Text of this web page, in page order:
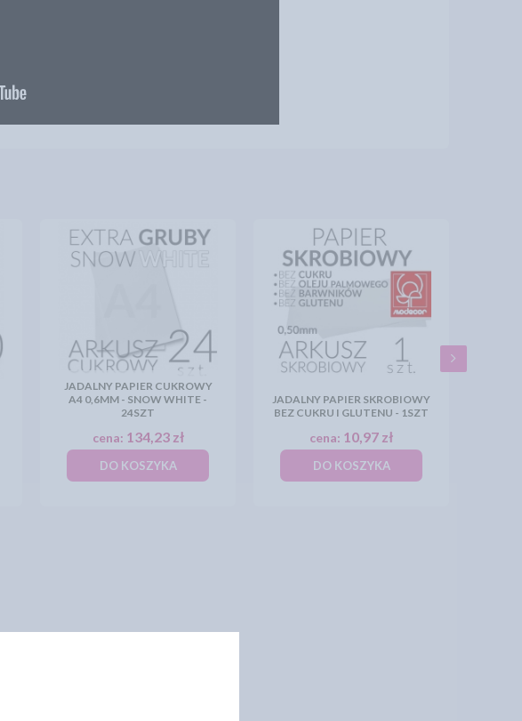
JADALNY PAPIER CUKROWY
A4 0,6MM - SNOW WHITE -
24SZT
cena: 134,23 zł
DO KOSZYKA
JADALNY PAPIER SKROBIOWY
BEZ CUKRU I GLUTENU - 1SZT
cena: 10,97 zł
DO KOSZYKA